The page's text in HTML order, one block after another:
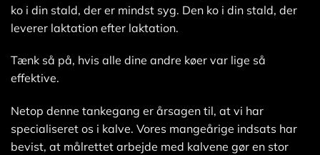
ko i din stald, der er mindst syg. Den ko i din stald, der
leverer laktation efter laktation.
Tænk så på, hvis alle dine andre køer var lige så
effektive.
Netop denne tankegang er årsagen til, at vi har
specialiseret os i kalve. Vores mangeårige indsats har
bevist, at målrettet arbejde med kalvene gør en stor